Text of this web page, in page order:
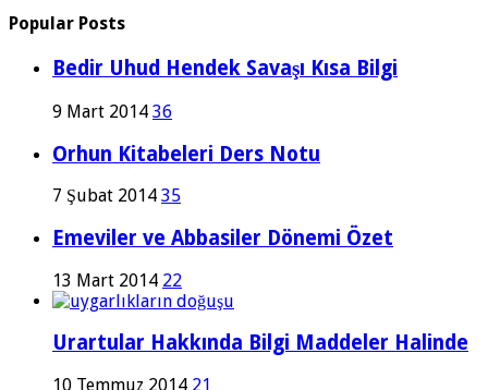
Popular Posts
Bedir Uhud Hendek Savaşı Kısa Bilgi
9 Mart 2014 36
Orhun Kitabeleri Ders Notu
7 Şubat 2014 35
Emeviler ve Abbasiler Dönemi Özet
13 Mart 2014 22
Urartular Hakkında Bilgi Maddeler Halinde
10 Temmuz 2014 21